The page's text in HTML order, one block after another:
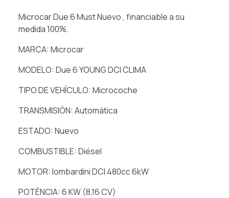
Microcar Due 6 Must Nuevo , financiable a su
medida 100%.
MARCA: Microcar
MODELO: Due 6 YOUNG DCI CLIMA
TIPO DE VEHÍCULO: Microcoche
TRANSMISIÓN: Automática
ESTADO: Nuevo
COMBUSTIBLE: Diésel
MOTOR: lombardini DCI 480cc 6kW
POTÈNCIA: 6 KW (8,16 CV)